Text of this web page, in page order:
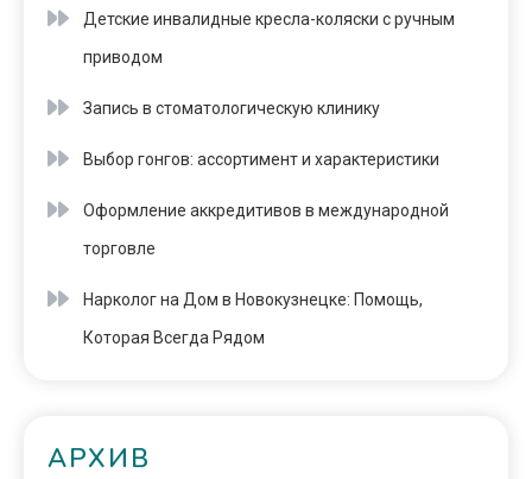
Детские инвалидные кресла-коляски с ручным
приводом
Запись в стоматологическую клинику
Выбор гонгов: ассортимент и характеристики
Оформление аккредитивов в международной
торговле
Нарколог на Дом в Новокузнецке: Помощь,
Которая Всегда Рядом
АРХИВ